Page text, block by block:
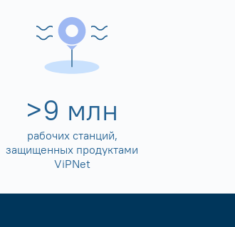
>10 млн
рабочих станций,
защищенных продуктами
ViPNet